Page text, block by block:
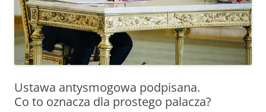
Ustawa antysmogowa podpisana.
Co to oznacza dla prostego palacza?